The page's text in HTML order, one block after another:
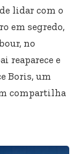
lidar com o
em segredo,
no
reaparece e
Boris, um
compartilha